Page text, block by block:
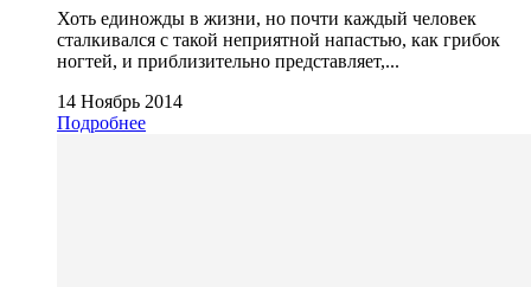
Хоть единожды в жизни, но почти каждый человек
сталкивался с такой неприятной напастью, как грибок
ногтей, и приблизительно представляет,...
14 Ноябрь 2014
Подробнее